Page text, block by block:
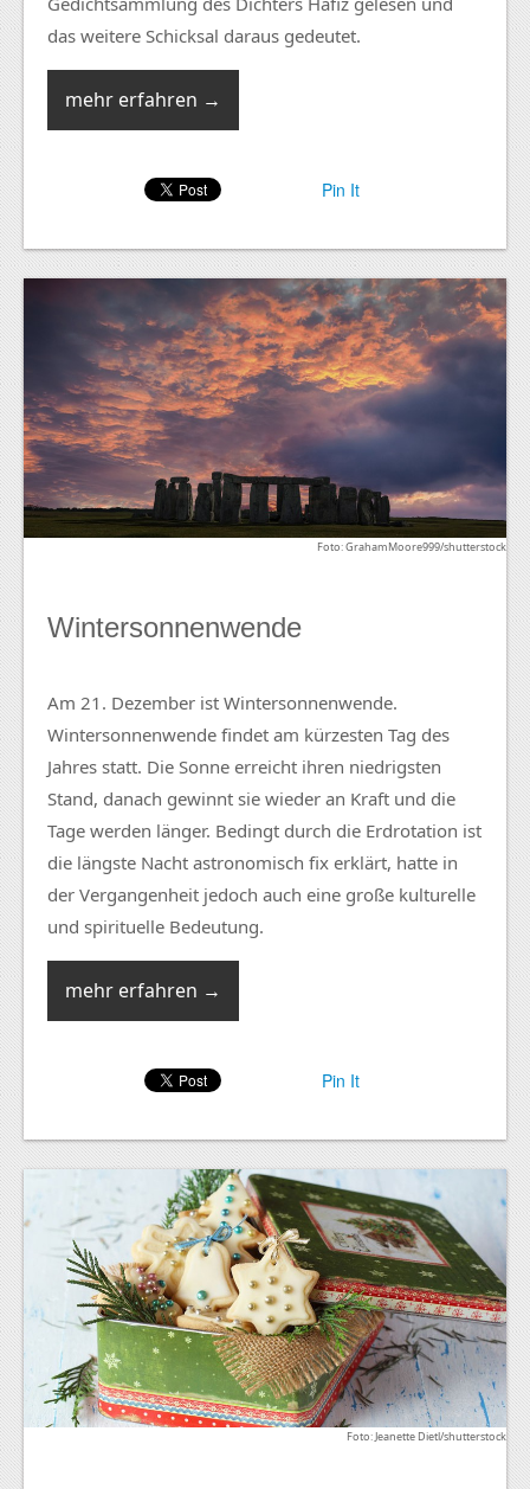
das weitere Schicksal daraus gedeutet.
mehr erfahren →
Pin It
Foto: GrahamMoore999/shutterstock
Wintersonnenwende
Am 21. Dezember ist Wintersonnenwende.
Wintersonnenwende findet am kürzesten Tag des
Jahres statt. Die Sonne erreicht ihren niedrigsten
Stand, danach gewinnt sie wieder an Kraft und die
Tage werden länger. Bedingt durch die Erdrotation ist
die längste Nacht astronomisch fix erklärt, hatte in
der Vergangenheit jedoch auch eine große kulturelle
und spirituelle Bedeutung.
mehr erfahren →
Pin It
Foto: Jeanette Dietl/shutterstock